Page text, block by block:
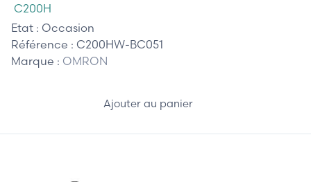
C200H
Etat : Occasion
Référence : C200HW-BC051
Marque : OMRON
Ajouter au panier